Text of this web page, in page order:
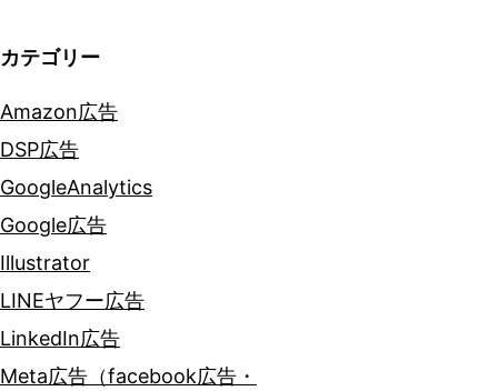
ン
カテゴリー
Amazon広告
DSP広告
GoogleAnalytics
Google広告
Illustrator
LINEヤフー広告
LinkedIn広告
Meta広告（facebook広告・